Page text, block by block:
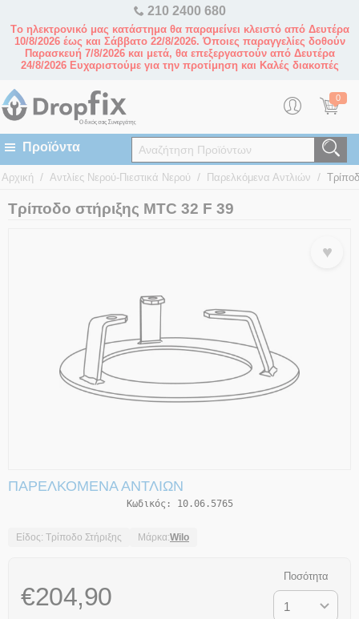
210 2400 680
Tο ηλεκτρονικό μας κατάστημα θα παραμείνει κλειστό από Δευτέρα
10/8/2026 έως και Σάββατο 22/8/2026. Όποιες παραγγελίες δοθούν
Παρασκευή 7/8/2026 και μετά, θα επεξεργαστούν από Δευτέρα
24/8/2026 Ευχαριστούμε για την προτίμηση και Καλές διακοπές
0
Αρχική / Αντλίες Νερού-Πιεστικά Νερού / Παρελκόμενα Αντλιών /
Τρίποδο στήριξης MTC 32 F 39
♥
ΠΑΡΕΛΚΌΜΕΝΑ ΑΝΤΛΙΏΝ
Κωδικός: 10.06.5765
Είδος: Τρίποδο Στήριξης Μάρκα:Wilo
€204,90
Ποσότητα